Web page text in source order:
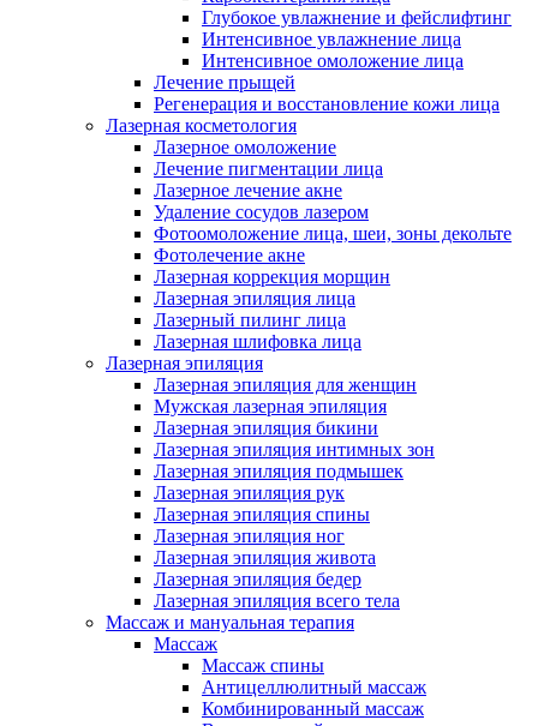
Глубокое увлажнение и фейслифтинг
Интенсивное увлажнение лица
Интенсивное омоложение лица
Лечение прыщей
Регенерация и восстановление кожи лица
Лазерная косметология
Лазерное омоложение
Лечение пигментации лица
Лазерное лечение акне
Удаление сосудов лазером
Фотоомоложение лица, шеи, зоны декольте
Фотолечение акне
Лазерная коррекция морщин
Лазерная эпиляция лица
Лазерный пилинг лица
Лазерная шлифовка лица
Лазерная эпиляция
Лазерная эпиляция для женщин
Мужская лазерная эпиляция
Лазерная эпиляция бикини
Лазерная эпиляция интимных зон
Лазерная эпиляция подмышек
Лазерная эпиляция рук
Лазерная эпиляция спины
Лазерная эпиляция ног
Лазерная эпиляция живота
Лазерная эпиляция бедер
Лазерная эпиляция всего тела
Массаж и мануальная терапия
Массаж
Массаж спины
Антицеллюлитный массаж
Комбинированный массаж